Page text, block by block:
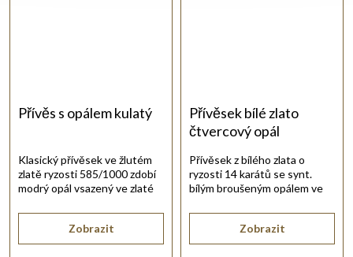
Přívěs s opálem kulatý
Zobrazit
Klasický přívěsek ve žlutém
zlatě ryzosti 585/1000 zdobí
modrý opál vsazený ve zlaté
Přívěsek bílé zlato
čtvercový opál
Zobrazit
Přívěsek z bílého zlata o
ryzosti 14 karátů se synt.
bílým broušeným opálem ve